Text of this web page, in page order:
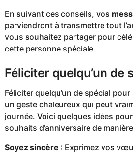
En suivant ces conseils, vos
parviendront à transmettre tout
vous souhaitez partager pour
cette personne spéciale.
Féliciter quelqu’un de
Féliciter quelqu’un de spécial
un geste chaleureux qui peut
journée. Voici quelques idées
souhaits d’anniversaire de
Soyez sincère : Exprimez vos